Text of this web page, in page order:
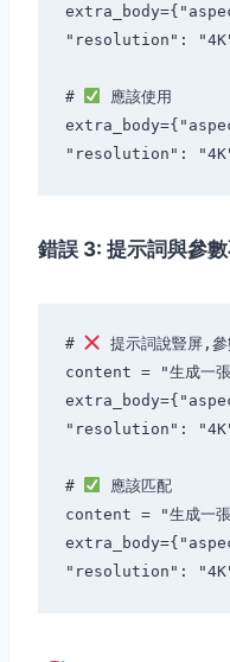
"resolution":
#
應該使用
錯誤 3: 提示詞與參
#
提示詞說豎屏,參
content = "生成一張
"resolution":
#
應該匹配
content = "生成一張